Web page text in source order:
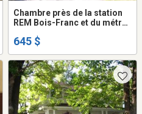
Chambre près de la station
REM Bois-Franc et du métro
privé - Private parking -
Metro Côte-Vertu
645 $